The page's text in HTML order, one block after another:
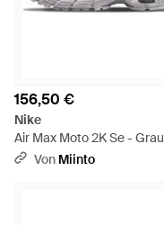
156,50 €
Nike
Air Max Moto 2K Se - Grau
Von Miinto